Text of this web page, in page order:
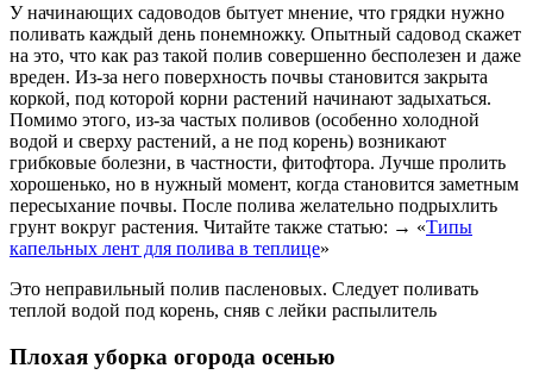
У начинающих садоводов бытует мнение, что грядки нужно
поливать каждый день понемножку. Опытный садовод скажет
на это, что как раз такой полив совершенно бесполезен и даже
вреден. Из-за него поверхность почвы становится закрыта
коркой, под которой корни растений начинают задыхаться.
Помимо этого, из-за частых поливов (особенно холодной
водой и сверху растений, а не под корень) возникают
грибковые болезни, в частности, фитофтора. Лучше пролить
хорошенько, но в нужный момент, когда становится заметным
пересыхание почвы. После полива желательно подрыхлить
грунт вокруг растения. Читайте также статью: → «Типы
капельных лент для полива в теплице»
Это неправильный полив пасленовых. Следует поливать
теплой водой под корень, сняв с лейки распылитель
Плохая уборка огорода осенью